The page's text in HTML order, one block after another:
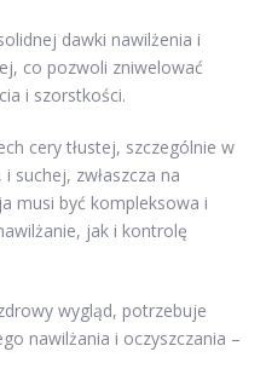
dawki nawilżenia i
co pozwoli zniwelować
i szorstkości.
cery tłustej, szczególnie w
suchej, zwłaszcza na
musi być kompleksowa i
jak i kontrolę
wygląd, potrzebuje
nawilżania i oczyszczania –